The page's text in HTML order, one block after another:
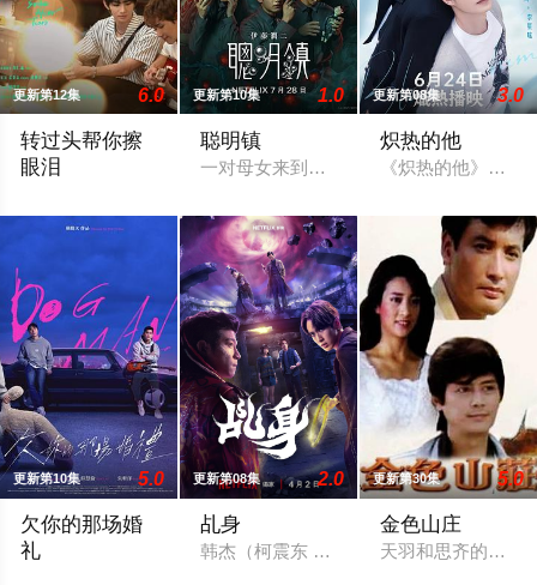
更新第12集 6.0
转过头帮你擦
眼泪
更新第10集 1.0
聪明镇
一对母女来到以高升学率闻名的偏远小镇
更新第08集 3.0
炽热的他
《炽热的他》讲
更新第10集 5.0
欠你的那场婚
礼
更新第08集 2.0
乩身
韩杰（柯震东 饰）因儿时犯下无法挽回
更新第30集 5.0
金色山庄
天羽和思齐的恋情